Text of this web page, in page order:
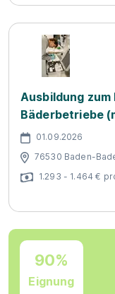
Ausbildung
Bäderbetriebe
01.09.2026
76530 Baden-
1.293 - 1.464 €
90%
Eignung